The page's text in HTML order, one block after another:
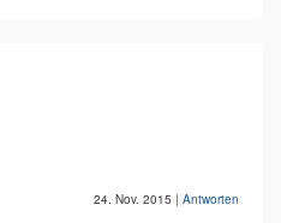
24. Nov. 2015 | Antworten